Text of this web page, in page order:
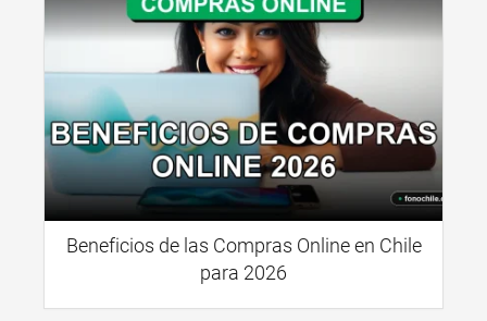
Beneficios de las Compras Online en Chile
para 2026